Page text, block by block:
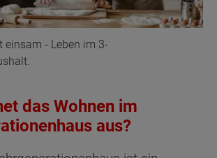
einsam - Leben im 3-
das Wohnen im
aus?